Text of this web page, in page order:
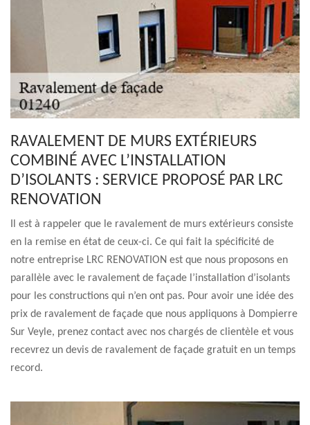
RAVALEMENT DE MURS EXTÉRIEURS
COMBINÉ AVEC L’INSTALLATION
D’ISOLANTS : SERVICE PROPOSÉ PAR LRC
RENOVATION
Il est à rappeler que le ravalement de murs extérieurs consiste
en la remise en état de ceux-ci. Ce qui fait la spécificité de
notre entreprise LRC RENOVATION est que nous proposons en
parallèle avec le ravalement de façade l’installation d’isolants
pour les constructions qui n’en ont pas. Pour avoir une idée des
prix de ravalement de façade que nous appliquons à Dompierre
Sur Veyle, prenez contact avec nos chargés de clientèle et vous
recevrez un devis de ravalement de façade gratuit en un temps
record.